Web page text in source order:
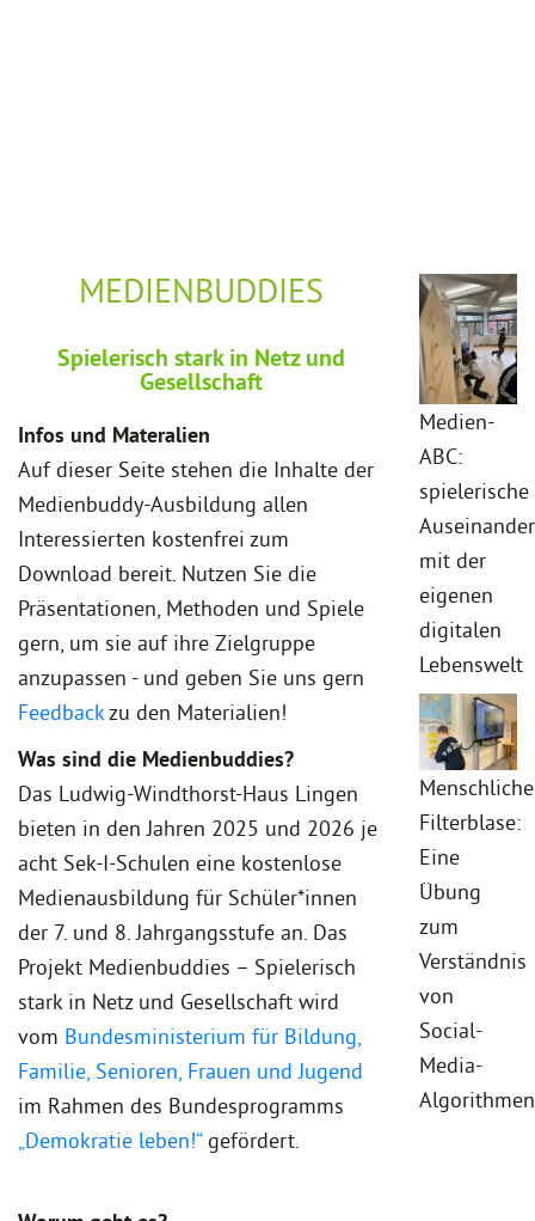
MEDIENBUDDIES
Spielerisch stark in Netz und
Gesellschaft
Infos und Materalien
Auf dieser Seite stehen die Inhalte der
Medienbuddy-Ausbildung allen
Interessierten kostenfrei zum
Download bereit. Nutzen Sie die
Präsentationen, Methoden und Spiele
gern, um sie auf ihre Zielgruppe
anzupassen - und geben Sie uns gern
Feedbackzu den Materialien!
Was sind die Medienbuddies?
Das Ludwig-Windthorst-Haus Lingen
bieten in den Jahren 2025 und 2026 je
acht Sek-I-Schulen eine kostenlose
Medienausbildung für Schüler*innen
der 7. und 8. Jahrgangsstufe an. Das
Projekt Medienbuddies – Spielerisch
stark in Netz und Gesellschaft wird
vom Bundesministerium für Bildung,
Familie, Senioren, Frauen und Jugend
im Rahmen des Bundesprogramms
„Demokratie leben!“gefördert.
Medien-
ABC:
spielerische
mit der
eigenen
digitalen
Lebenswelt
Menschliche
Filterblase:
Eine
Übung
zum
Verständnis
von
Social-
Media-
Algorithmen